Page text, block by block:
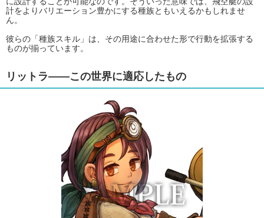
計をよりバリエーション豊かにする種族ともいえるかもしれませ
ん。
彼らの「種族スキル」は、その用途に合わせた形で行動を拡張する
ものが揃っています。
リットラ――この世界に適応したもの